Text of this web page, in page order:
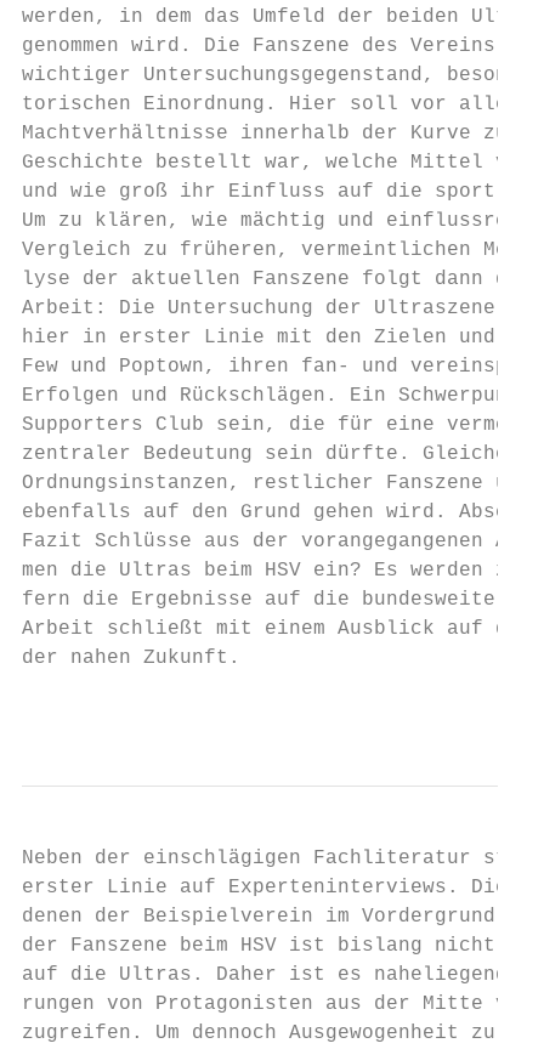
werden, in dem das Umfeld der beiden
genommen wird. Die Fanszene des
wichtiger Untersuchungsgegenstand,
torischen Einordnung. Hier soll vor allem
Machtverhältnisse innerhalb der Kurve zu
Geschichte bestellt war, welche Mittel
und wie groß ihr Einfluss auf die
Um zu klären, wie mächtig und
Vergleich zu früheren, vermeintlichen
lyse der aktuellen Fanszene folgt dann
Arbeit: Die Untersuchung der Ultraszene
hier in erster Linie mit den Zielen und
Few und Poptown, ihren fan‐ und
Erfolgen und Rückschlägen. Ein
Supporters Club sein, die für eine
zentraler Bedeutung sein dürfte.
Ordnungsinstanzen, restlicher Fanszene
ebenfalls auf den Grund gehen wird.
Fazit Schlüsse aus der vorangegangenen
men die Ultras beim HSV ein? Es werden
fern die Ergebnisse auf die bundesweite
Arbeit schließt mit einem Ausblick auf die
der nahen Zukunft.
Neben der einschlägigen Fachliteratur
erster Linie auf Experteninterviews.
denen der Beispielverein im Vordergrund
der Fanszene beim HSV ist bislang nicht
auf die Ultras. Daher ist es naheliegend
rungen von Protagonisten aus der Mitte von
zugreifen. Um dennoch Ausgewogenheit zu